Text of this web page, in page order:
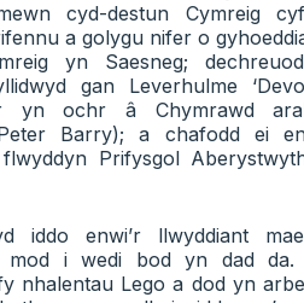
cyd-destun Cymreig
a golygu nifer o
yn Saesneg;
gan Leverhulme
yn ochr â Chymrawd
Barry); a chafodd ei
Prifysgol
iddo enwi’r llwyddiant
mod i wedi bod yn dad
nhalentau Lego a dod yn